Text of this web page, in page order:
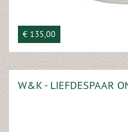
€ 135,00
W&K - LIEFDESPAAR